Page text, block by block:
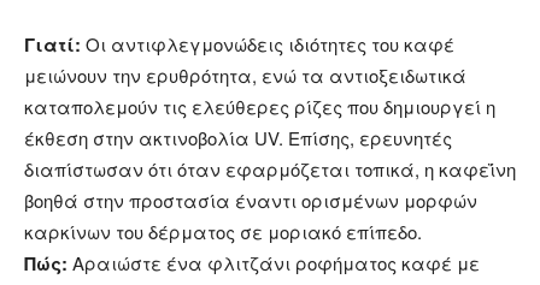
Γιατί: Οι αντιφλεγμονώδεις ιδιότητες του καφέ
μειώνουν την ερυθρότητα, ενώ τα αντιοξειδωτικά
καταπολεμούν τις ελεύθερες ρίζες που δημιουργεί η
έκθεση στην ακτινοβολία UV. Επίσης, ερευνητές
διαπίστωσαν ότι όταν εφαρμόζεται τοπικά, η καφεΐνη
βοηθά στην προστασία έναντι ορισμένων μορφών
καρκίνων του δέρματος σε μοριακό επίπεδο.
Πώς: Αραιώστε ένα φλιτζάνι ροφήματος καφέ με